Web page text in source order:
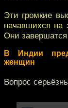
Эти громкие
начавшихся на
Они
В Индии
женщин
Вопрос